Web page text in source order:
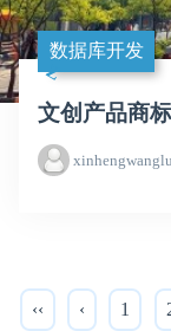
数据库开发
文创产品商标
‹‹ ‹ 1